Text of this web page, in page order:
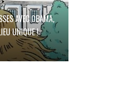
AVEC OBAMA,
UNIQUE !